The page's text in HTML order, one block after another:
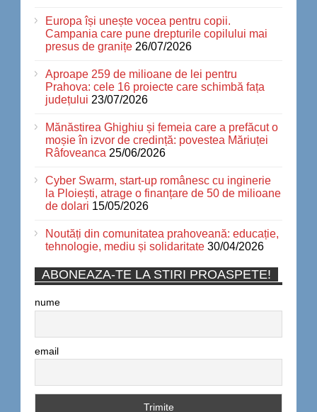
Europa își unește vocea pentru copii.
Campania care pune drepturile copilului mai
presus de granițe 26/07/2026
Aproape 259 de milioane de lei pentru
Prahova: cele 16 proiecte care schimbă fața
județului 23/07/2026
Mănăstirea Ghighiu și femeia care a prefăcut o
moșie în izvor de credință: povestea Măriuței
Râfoveanca 25/06/2026
Cyber Swarm, start-up românesc cu inginerie
la Ploiești, atrage o finanțare de 50 de milioane
de dolari 15/05/2026
Noutăți din comunitatea prahoveană: educație,
tehnologie, mediu și solidaritate 30/04/2026
ABONEAZA-TE LA STIRI PROASPETE!
nume
email